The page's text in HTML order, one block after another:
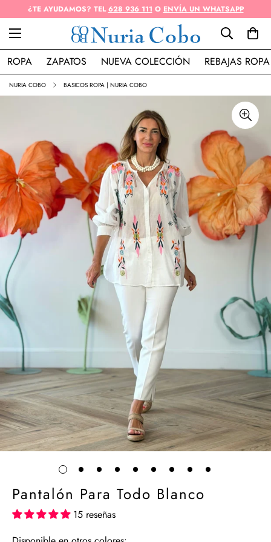
¿TE AYUDAMOS? TEL628 936 111 O ENVÍA UN WHATSAPP
ROPA ZAPATOS NUEVA COLECCIÓN REBAJAS ROPA
NURIA COBO BASICOS ROPA | NURIA COBO
Pantalón Para Todo Blanco
15 reseñas